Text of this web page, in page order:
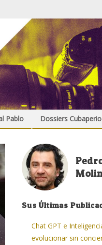
Pablo Dossiers
Sus Últimas
Chat GPT e
evolucionar sin